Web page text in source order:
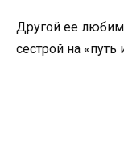
Другой ее
сестрой на «путь